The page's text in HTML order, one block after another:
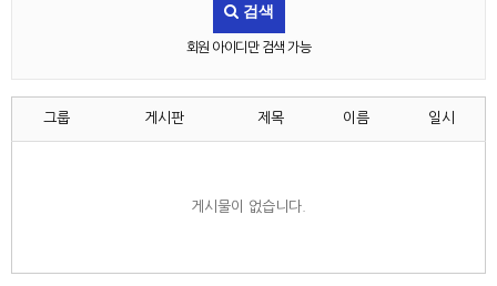
검색
회원 아이디만 검색 가능
그룹 게시판 제목 이름 일시
게시물이 없습니다.